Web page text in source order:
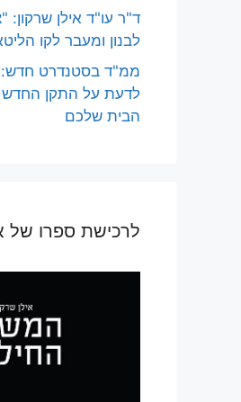
ד"ר עו"ד אילן שרקון:
לבנון ומעבר לקו
ממ"ד בסטנדרט חדש:
לדעת על התקן החדש
הבית שלכם
לרכישת ספרו של